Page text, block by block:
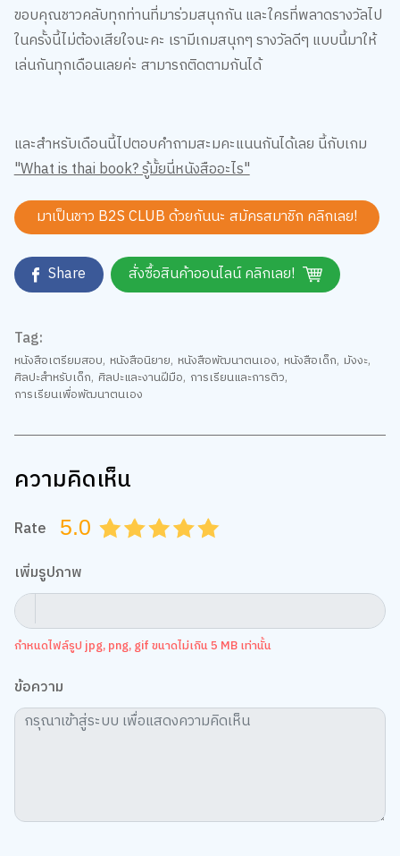
ขอบคุณชาวคลับทุกท่านที่มาร่วมสนุกกัน และใครที่พลาดรางวัลไป
ในครั้งนี้ไม่ต้องเสียใจนะคะ เรามีเกมสนุกๆ รางวัลดีๆ แบบนี้มาให้
เล่นกันทุกเดือนเลยค่ะ สามารถติดตามกันได้
และสำหรับเดือนนี้ไปตอบคำถามสะมคะแนนกันได้เลย นี้กับเกม
"What is thai book? รู้มั้ยนี่หนังสืออะไร"
มาเป็นชาว B2S CLUB ด้วยกันนะ สมัครสมาชิก คลิกเลย!
Share สั่งซื้อสินค้าออนไลน์ คลิกเลย!
Tag:
หนังสือเตรียมสอบ, หนังสือนิยาย, หนังสือพัฒนาตนเอง, หนังสือเด็ก, มังงะ,
ศิลปะสำหรับเด็ก, ศิลปะและงานฝีมือ, การเรียนและการติว,
การเรียนเพื่อพัฒนาตนเอง
ความคิดเห็น
Rate 5.0 4.5
4.0
3.5
3.0
2.5
2.0
1.5
1.0
0.5
เพิ่มรูปภาพ
กำหนดไฟล์รูป jpg, png, gif ขนาดไม่เกิน 5 MB เท่านั้น
ข้อความ